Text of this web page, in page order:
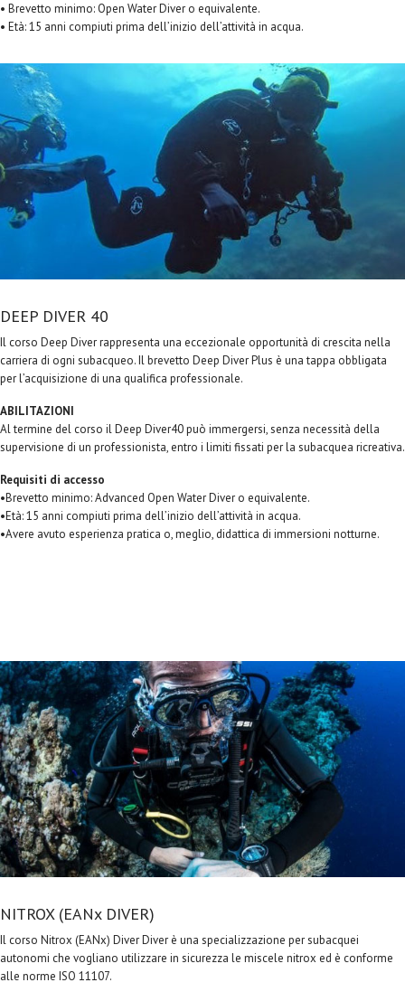
• Brevetto minimo: Open Water Diver o equivalente.
• Età: 15 anni compiuti prima dell’inizio dell’attività in acqua.
DEEP DIVER 40
Il corso Deep Diver rappresenta una eccezionale opportunità di crescita nella
carriera di ogni subacqueo. Il brevetto Deep Diver Plus è una tappa obbligata
per l’acquisizione di una qualifica professionale.
ABILITAZIONI
Al termine del corso il Deep Diver40 può immergersi, senza necessità della
supervisione di un professionista, entro i limiti fissati per la subacquea ricreativa.
Requisiti di accesso
•Brevetto minimo: Advanced Open Water Diver o equivalente.
•Età: 15 anni compiuti prima dell’inizio dell’attività in acqua.
•Avere avuto esperienza pratica o, meglio, didattica di immersioni notturne.
NITROX (EANx DIVER)
Il corso Nitrox (EANx) Diver Diver è una specializzazione per subacquei
autonomi che vogliano utilizzare in sicurezza le miscele nitrox ed è conforme
alle norme ISO 11107.